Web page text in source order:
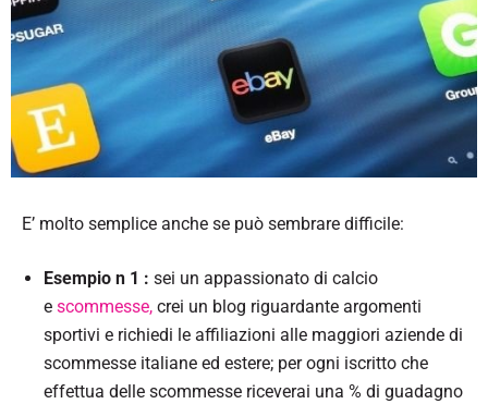
E’ molto semplice anche se può sembrare difficile:
Esempio n 1 : sei un appassionato di calcio
e scommesse, crei un blog riguardante argomenti
sportivi e richiedi le affiliazioni alle maggiori aziende di
scommesse italiane ed estere; per ogni iscritto che
effettua delle scommesse riceverai una % di guadagno